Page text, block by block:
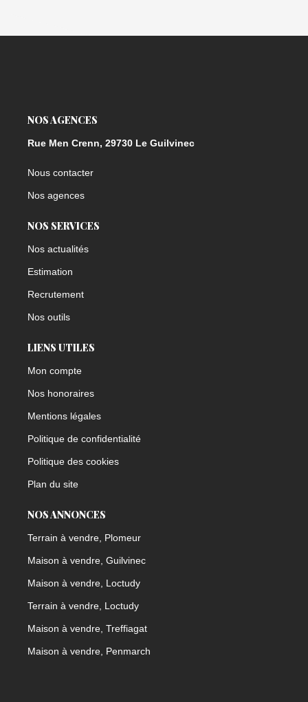
NOS AGENCES
Rue Men Crenn, 29730 Le Guilvinec
Nous contacter
Nos agences
NOS SERVICES
Nos actualités
Estimation
Recrutement
Nos outils
LIENS UTILES
Mon compte
Nos honoraires
Mentions légales
Politique de confidentialité
Politique des cookies
Plan du site
NOS ANNONCES
Terrain à vendre, Plomeur
Maison à vendre, Guilvinec
Maison à vendre, Loctudy
Terrain à vendre, Loctudy
Maison à vendre, Treffiagat
Maison à vendre, Penmarch